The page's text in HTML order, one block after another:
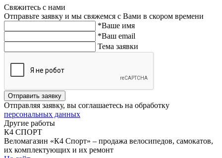
Свяжитесь с нами
Отправьте заявку и мы свяжемся с Вами в скором времени
*Ваше имя
*Ваш email
Тема заявки
Отправить заявку
Отправляя заявку, вы соглашаетесь на обработку
персональных данных
Другие работы
К4 СПОРТ
Веломагазин «К4 Спорт» – продажа велосипедов, самокатов,
их комплектующих и их ремонт